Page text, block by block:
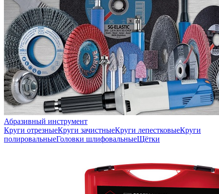
Абразивный инструмент
Круги отрезныеКруги зачистныеКруги лепестковыеКруги
полировальныеГоловки шлифовальныеЩётки